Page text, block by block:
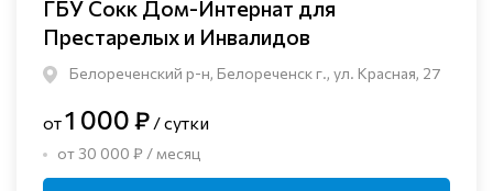
ГБУ Сокк Дом-Интернат для
Престарелых и Инвалидов
Белореченский р-н, Белореченск г., ул. Красная, 27
от1 000 ₽ / сутки
от 30 000 ₽ / месяц